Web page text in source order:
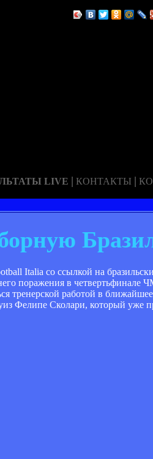
LIVE | КОНТАКТЫ |
Italia со ссылкой на
поражения в четвертьфинале
тренерской работой в
Фелипе Сколари, который уже